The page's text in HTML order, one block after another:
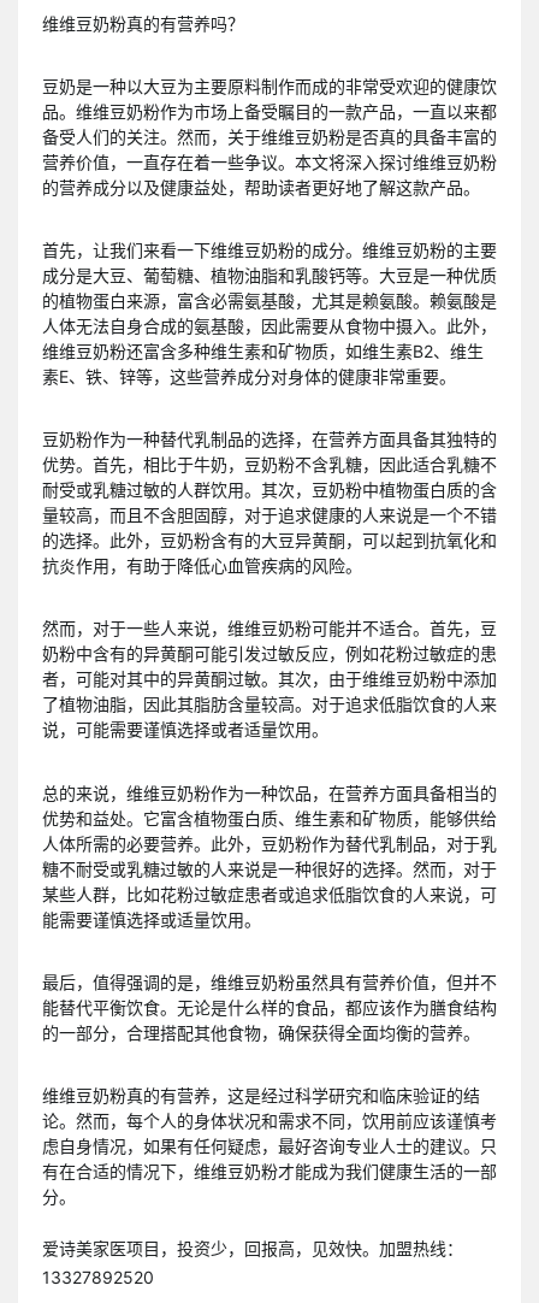
维维豆奶粉真的有营养吗？
豆奶是一种以大豆为主要原料制作而成的非常受欢迎的健康饮
品。维维豆奶粉作为市场上备受瞩目的一款产品，一直以来都
备受人们的关注。然而，关于维维豆奶粉是否真的具备丰富的
营养价值，一直存在着一些争议。本文将深入探讨维维豆奶粉
的营养成分以及健康益处，帮助读者更好地了解这款产品。
首先，让我们来看一下维维豆奶粉的成分。维维豆奶粉的主要
成分是大豆、葡萄糖、植物油脂和乳酸钙等。大豆是一种优质
的植物蛋白来源，富含必需氨基酸，尤其是赖氨酸。赖氨酸是
人体无法自身合成的氨基酸，因此需要从食物中摄入。此外，
维维豆奶粉还富含多种维生素和矿物质，如维生素B2、维生
素E、铁、锌等，这些营养成分对身体的健康非常重要。
豆奶粉作为一种替代乳制品的选择，在营养方面具备其独特的
优势。首先，相比于牛奶，豆奶粉不含乳糖，因此适合乳糖不
耐受或乳糖过敏的人群饮用。其次，豆奶粉中植物蛋白质的含
量较高，而且不含胆固醇，对于追求健康的人来说是一个不错
的选择。此外，豆奶粉含有的大豆异黄酮，可以起到抗氧化和
抗炎作用，有助于降低心血管疾病的风险。
然而，对于一些人来说，维维豆奶粉可能并不适合。首先，豆
奶粉中含有的异黄酮可能引发过敏反应，例如花粉过敏症的患
者，可能对其中的异黄酮过敏。其次，由于维维豆奶粉中添加
了植物油脂，因此其脂肪含量较高。对于追求低脂饮食的人来
说，可能需要谨慎选择或者适量饮用。
总的来说，维维豆奶粉作为一种饮品，在营养方面具备相当的
优势和益处。它富含植物蛋白质、维生素和矿物质，能够供给
人体所需的必要营养。此外，豆奶粉作为替代乳制品，对于乳
糖不耐受或乳糖过敏的人来说是一种很好的选择。然而，对于
某些人群，比如花粉过敏症患者或追求低脂饮食的人来说，可
能需要谨慎选择或适量饮用。
最后，值得强调的是，维维豆奶粉虽然具有营养价值，但并不
能替代平衡饮食。无论是什么样的食品，都应该作为膳食结构
的一部分，合理搭配其他食物，确保获得全面均衡的营养。
维维豆奶粉真的有营养，这是经过科学研究和临床验证的结
论。然而，每个人的身体状况和需求不同，饮用前应该谨慎考
虑自身情况，如果有任何疑虑，最好咨询专业人士的建议。只
有在合适的情况下，维维豆奶粉才能成为我们健康生活的一部
分。
爱诗美家医项目，投资少，回报高，见效快。加盟热线：
13327892520